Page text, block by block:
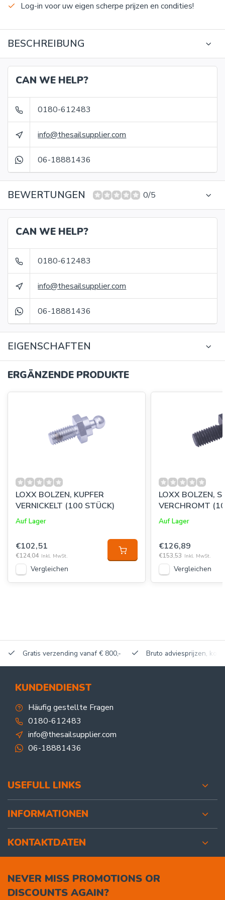
Log-in voor uw eigen scherpe prijzen en condities!
BESCHREIBUNG
CAN WE HELP?
0180-612483
info@thesailsupplier.com
06-18881436
BEWERTUNGEN 0/5
CAN WE HELP?
0180-612483
info@thesailsupplier.com
06-18881436
EIGENSCHAFTEN
ERGÄNZENDE PRODUKTE
LOXX BOLZEN, KUPFER
VERNICKELT (100 STÜCK)
Auf Lager
€102,51
€124,04 Inkl. MwSt.
Vergleichen
LOXX BOLZEN,
Auf Lager
€126,89
€153,53 Inkl. MwSt.
Vergleichen
Gratis verzending vanaf € 800,- Bruto adviesprijzen,
KUNDENDIENST
Häufig gestellte Fragen
0180-612483
info@thesailsupplier.com
06-18881436
USEFULL LINKS
INFORMATIONEN
KONTAKTDATEN
NEVER MISS PROMOTIONS OR
DISCOUNTS AGAIN?